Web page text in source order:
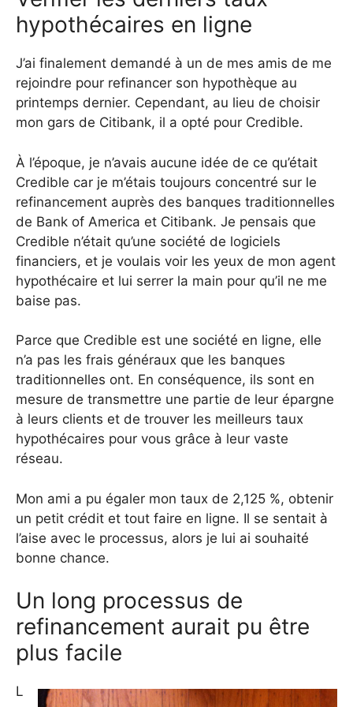
hypothécaires en ligne
J’ai finalement demandé à un de mes amis de me
rejoindre pour refinancer son hypothèque au
printemps dernier. Cependant, au lieu de choisir
mon gars de Citibank, il a opté pour Credible.
À l’époque, je n’avais aucune idée de ce qu’était
Credible car je m’étais toujours concentré sur le
refinancement auprès des banques traditionnelles
de Bank of America et Citibank. Je pensais que
Credible n’était qu’une société de logiciels
financiers, et je voulais voir les yeux de mon agent
hypothécaire et lui serrer la main pour qu’il ne me
baise pas.
Parce que Credible est une société en ligne, elle
n’a pas les frais généraux que les banques
traditionnelles ont. En conséquence, ils sont en
mesure de transmettre une partie de leur épargne
à leurs clients et de trouver les meilleurs taux
hypothécaires pour vous grâce à leur vaste
réseau.
Mon ami a pu égaler mon taux de 2,125 %, obtenir
un petit crédit et tout faire en ligne. Il se sentait à
l’aise avec le processus, alors je lui ai souhaité
bonne chance.
Un long processus de
refinancement aurait pu être
plus facile
L